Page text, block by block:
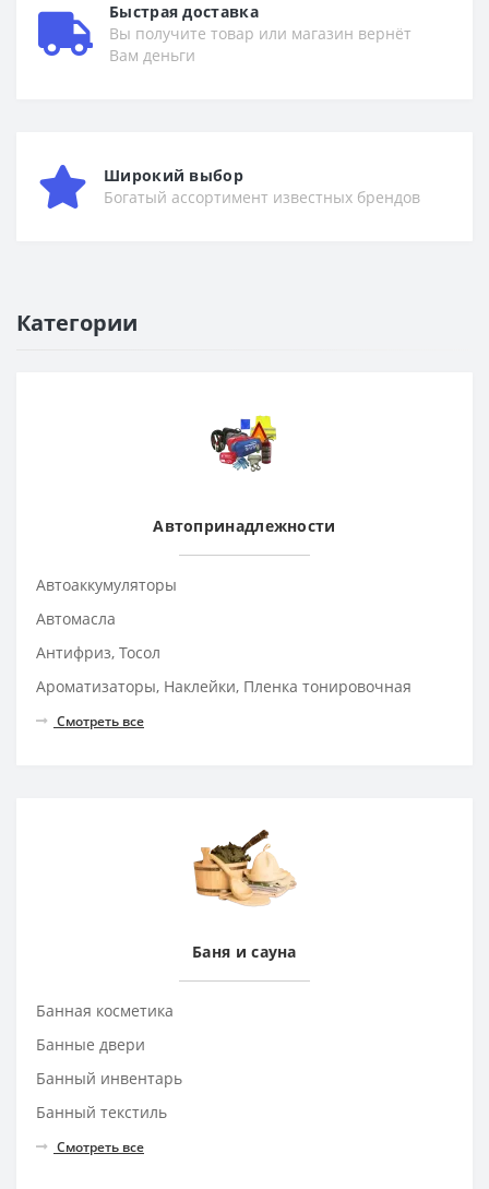
Быстрая доставка
Вы получите товар или магазин вернёт
Вам деньги
Широкий выбор
Богатый ассортимент известных брендов
Категории
Автопринадлежности
Автоаккумуляторы
Автомасла
Антифриз, Тосол
Ароматизаторы, Наклейки, Пленка тонировочная
Смотреть все
Баня и сауна
Банная косметика
Банные двери
Банный инвентарь
Банный текстиль
Смотреть все